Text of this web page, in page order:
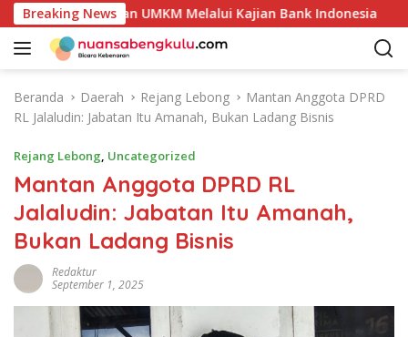
a
Breaking News
Unggulan UMKM Melalui Kajian Bank Indonesia
Beranda Daerah Rejang Lebong
Mantan Anggota DPRD
RL Jalaludin: Jabatan Itu Amanah, Bukan Ladang Bisnis
Rejang Lebong, Uncategorized
Mantan Anggota DPRD RL
Jalaludin: Jabatan Itu Amanah,
Bukan Ladang Bisnis
Redaktur
September 1, 2025